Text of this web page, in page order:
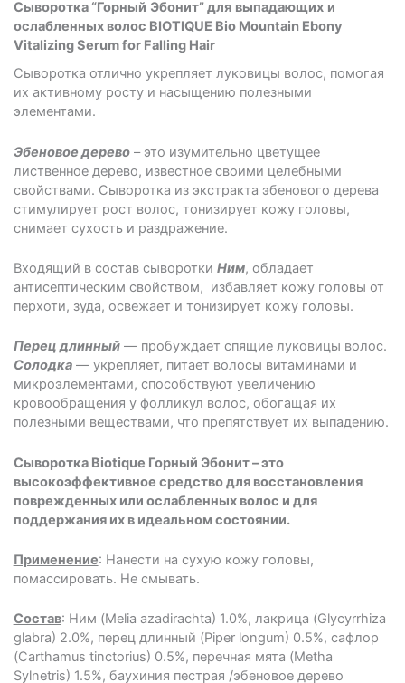
Сыворотка“Горный Эбонит”для выпадающих и
ослабленных волос BIOTIQUE Bio Mountain Ebony
Vitalizing Serum for Falling Hair
Cыворотка отлично укрепляет луковицы волос, помогая
их активному росту и насыщению полезными
элементами.
Эбеновое дерево– это изумительно цветущее
лиственное дерево, известное своими целебными
свойствами. Сыворотка из экстракта эбенового дерева
стимулирует рост волос, тонизирует кожу головы,
снимает сухость и раздражение.
Входящий в состав сыворотки Ним, обладает
антисептическим свойством, избавляет кожу головы от
перхоти, зуда, освежает и тонизирует кожу головы.
Перец длинный— пробуждает спящие луковицы волос.
Солодка — укрепляет, питает волосы витаминами и
микроэлементами, способствуют увеличению
кровообращения у фолликул волос, обогащая их
полезными веществами, что препятствует их выпадению.
Сыворотка Biotique Горный Эбонит – это
высокоэффективное средство для восстановления
поврежденных или ослабленных волос и для
поддержания их в идеальном состоянии.
Применение: Нанести на сухую кожу головы,
помассировать. Не смывать.
Состав: Ним (Melia azadirachta) 1.0%, лакрица (Glycyrrhiza
glabra) 2.0%, перец длинный (Piper longum) 0.5%, сафлор
(Carthamus tinctorius) 0.5%, перечная мята (Metha
Sylnetris) 1.5%, баухиния пестрая /эбеновое дерево